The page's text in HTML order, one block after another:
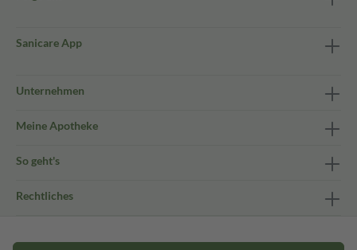
Sanicare App
Unternehmen
Meine Apotheke
So geht's
Rechtliches